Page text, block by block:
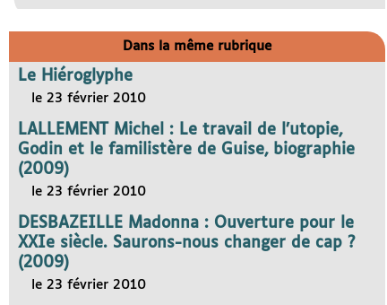
Dans la même rubrique
Le Hiéroglyphe
le 23 février 2010
LALLEMENT Michel : Le travail de l’utopie,
Godin et le familistère de Guise, biographie
(2009)
le 23 février 2010
DESBAZEILLE Madonna : Ouverture pour le
XXIe siècle. Saurons-nous changer de cap ?
(2009)
le 23 février 2010